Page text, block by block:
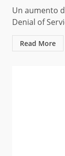
Un aumento
Denial of
Read More